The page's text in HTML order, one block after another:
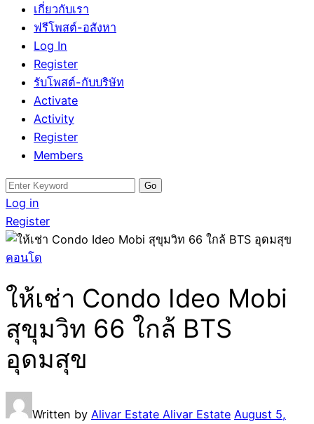
เกี่ยวกับเรา
ฟรีโพสต์-อสังหา
Log In
Register
รับโพสต์-กับบริษัท
Activate
Activity
Register
Members
Search
for:
Log in
Register
คอนโด
ให้เช่า Condo Ideo Mobi
สุขุมวิท 66 ใกล้ BTS
อุดมสุข
Written by Alivar Estate Alivar Estate August 5,